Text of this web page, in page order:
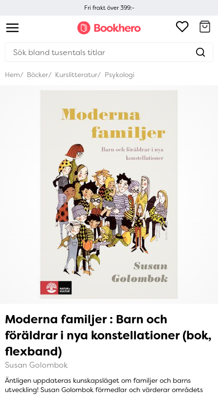
Fri frakt över 399:-
Hem Böcker Kurslitteratur Psykologi
Moderna familjer : Barn och
föräldrar i nya konstellationer (bok,
flexband)
Susan Golombok
Äntligen uppdateras kunskapsläget om familjer och barns
utveckling! Susan Golombok förmedlar och värderar områdets